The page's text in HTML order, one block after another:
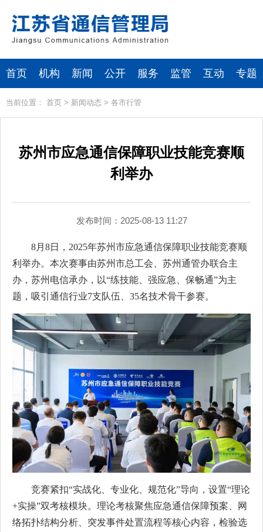
首页 机构 新闻 公开 服务 监管 互动 专题
当前位置： 首页 > 新闻动态 > 各市行管
苏州市应急通信保障职业技能竞赛顺
利举办
发布时间：2025-08-13 11:27
8月8日，2025年苏州市应急通信保障职业技能竞赛顺
利举办。本次赛事由苏州市总工会、苏州通管办联合主
办，苏州电信承办，以“练技能、强应急、保畅通”为主
题，吸引通信行业7支队伍、35名技术骨干参赛。
竞赛紧扣“实战化、专业化、规范化”导向，设置“理论
+实操”双考核模块。理论考核聚焦应急通信保障预案、网
络拓扑结构分析、突发事件处置流程等核心内容，检验选